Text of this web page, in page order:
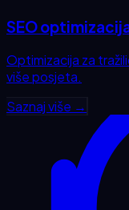
SEO
Optimizacija za
više posjeta.
Saznaj više →